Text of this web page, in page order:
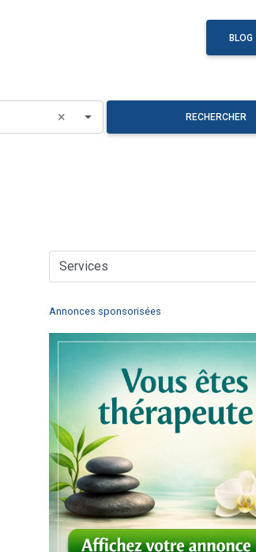
BLOG
× RECHERCHER
Annonces sponsorisées